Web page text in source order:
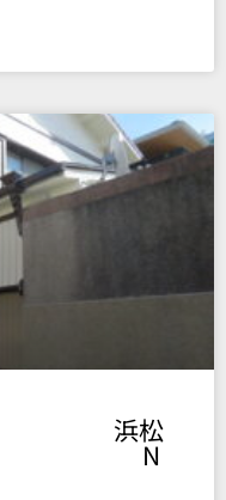
工 浜松
町 N